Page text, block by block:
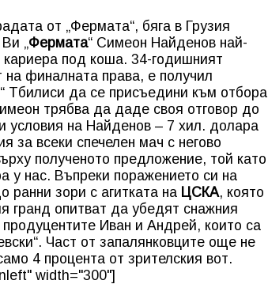
от „Фермата“, бяга в Грузия
„Фермата“ Симеон Найденов най-
под коша. 34-годишният
на финалната права, е получил
Тбилиси да се присъедини към отбора
трябва да даде своя отговор до
условия на Найденов – 7 хил. долара
за всеки спечелен мач с негово
полученото предложение, той като
у нас. Въпреки поражението си на
ранни зори с агитката на ЦСКА, която
гранд опитват да убедят снажния
Иван и Андрей, които са
Част от запалянковците още не
4 процента от зрителския вот.
width="300"]